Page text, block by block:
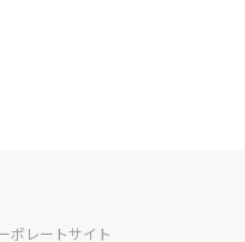
ポレートサイト